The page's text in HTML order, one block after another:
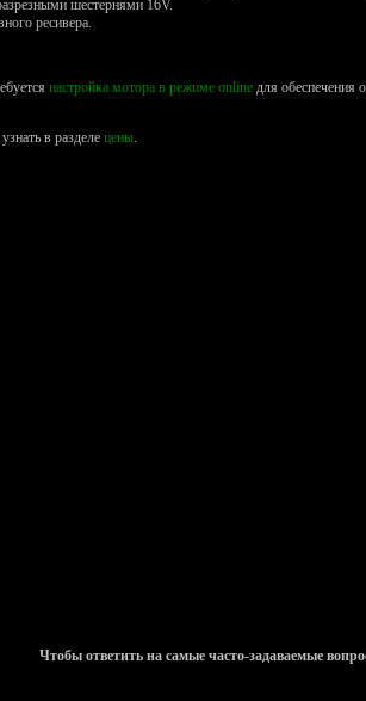
шестернями 16V.
ресивера.
настройка мотора в режиме online для обеспечения
в разделе цены.
Чтобы ответить на самые часто-задаваемые